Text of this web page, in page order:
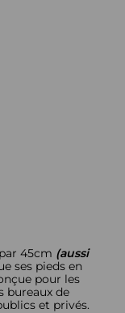
45cm (aussi
ses pieds en
pour les
bureaux de
et privés.